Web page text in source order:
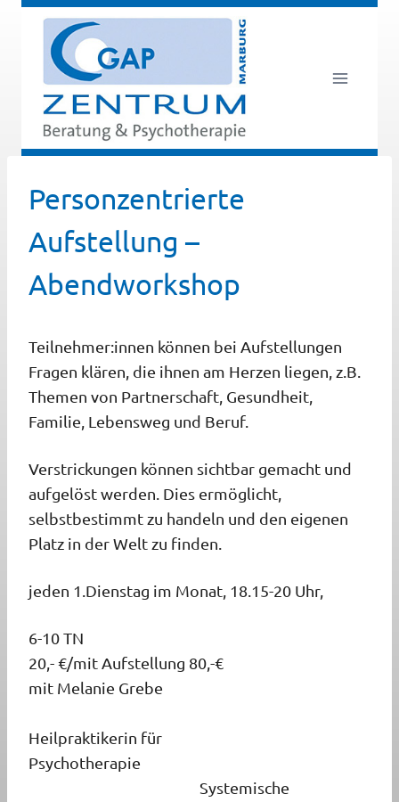
Zum
springen
Personzentrierte
Aufstellung –
Abendworkshop
Teilnehmer:innen können bei Aufstellungen
Fragen klären, die ihnen am Herzen liegen, z.B.
Themen von Partnerschaft, Gesundheit,
Familie, Lebensweg und Beruf.
Verstrickungen können sichtbar gemacht und
aufgelöstwerden. Dies ermöglicht,
selbstbestimmt zu handeln und den eigenen
Platz in der Welt zu finden.
jeden 1.Dienstag im Monat, 18.15-20 Uhr,
6-10 TN
20,- €/mit Aufstellung 80,-€
mit Melanie Grebe
Heilpraktikerin für
Psychotherapie
Systemische